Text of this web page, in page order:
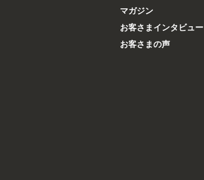
マガジン
お客さまインタビュー
お客さまの声